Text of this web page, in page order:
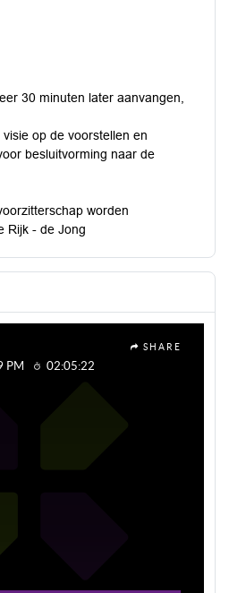
30 minuten later aanvangen,
op de voorstellen en
besluitvorming naar de
worden
Rijk - de Jong